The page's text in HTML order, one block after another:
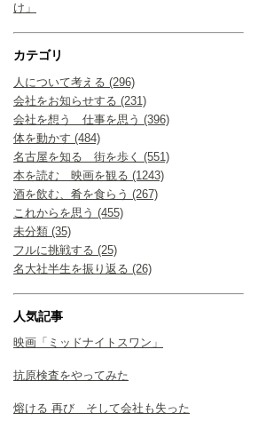
け」
カテゴリ
人について考える (296)
会社をお知らせする (231)
会社を想う 仕事を思う (396)
体を動かす (484)
名古屋を知る 街を歩く (551)
本を読む 映画を観る (1243)
酒を飲む、肴を食らう (267)
これからを思う (455)
未分類 (35)
フルに挑戦する (25)
名大社半生を振り返る (26)
人気記事
映画「ミッドナイトスワン」
抗原検査をやってみた
熔ける 再び そして会社も失った